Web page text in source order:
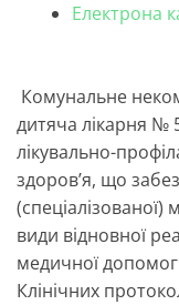
Електрона
Комунальне
дитяча лікарня №
лікувально-
здоров’я, що
види відновної
медичної
Клінічних